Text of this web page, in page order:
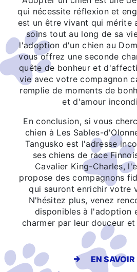
qui nécessite réflexion et
est un être vivant qui mérite
soins tout au long de sa
l'adoption d'un chien au
vous offrez une seconde
quête de bonheur et
vie avec votre compagnon
remplie de moments de
et d'amour
En conclusion, si vous
chien à Les Sables-
Tangusko est l'adresse
ses chiens de race
Cavalier King-Charles,
propose des compagnons
qui sauront enrichir votre
N'hésitez plus, venez
disponibles à l'adoption
charmer par leur douceur
EN SAVOIR